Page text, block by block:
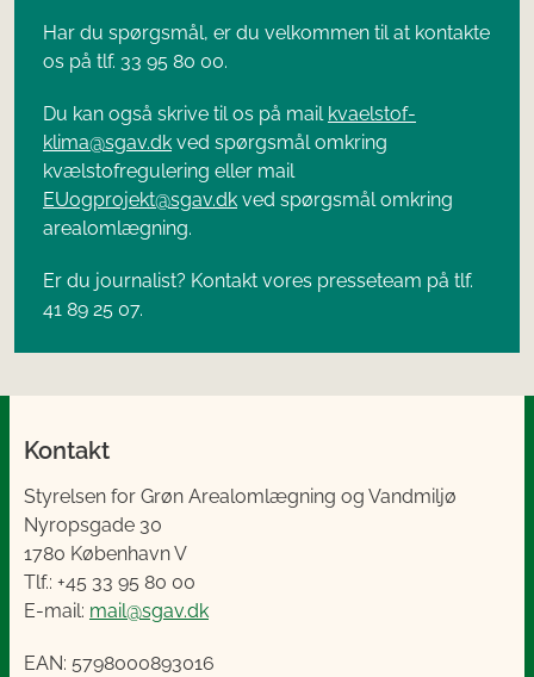
Har du spørgsmål, er du velkommen til at kontakte
os på tlf. 33 95 80 00.
Du kan også skrive til os på mail kvaelstof-
klima@sgav.dk ved spørgsmål omkring
kvælstofregulering eller mail
EUogprojekt@sgav.dk ved spørgsmål omkring
arealomlægning.
Er du journalist? Kontakt vores presseteam på tlf.
41 89 25 07.
Kontakt
Styrelsen for Grøn Arealomlægning og Vandmiljø
Nyropsgade 30
1780 København V
Tlf.: +45 33 95 80 00
E-mail: mail@sgav.dk
EAN: 5798000893016